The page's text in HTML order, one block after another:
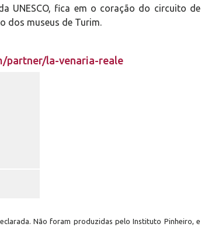
UNESCO, fica em o coração do circuito de
dos museus de Turim.
partner/la-venaria-reale
Não foram produzidas pelo Instituto Pinheiro, e